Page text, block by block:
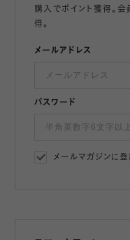
購入でポイント獲得。
得。
メールアドレス
パスワード
メールマガジンに登